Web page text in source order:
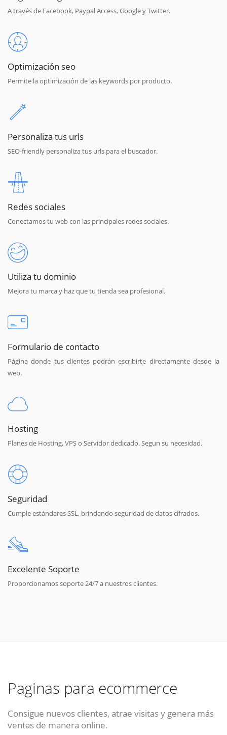
A través de Facebook, Paypal Access, Google y Twitter.
Optimización seo
Permite la optimización de las keywords por producto.
Personaliza tus urls
SEO-friendly personaliza tus urls para el buscador.
Redes sociales
Conectamos tu web con las principales redes sociales.
Utiliza tu dominio
Mejora tu marca y haz que tu tienda sea profesional.
Formulario de contacto
Página donde tus clientes podrán escribirte directamente desde la
web.
Hosting
Planes de Hosting, VPS o Servidor dedicado. Segun su necesidad.
Seguridad
Cumple estándares SSL, brindando seguridad de datos cifrados.
Excelente Soporte
Proporcionamos soporte 24/7 a nuestros clientes.
Paginas para ecommerce
Consigue nuevos clientes, atrae visitas y genera más
ventas de manera online.